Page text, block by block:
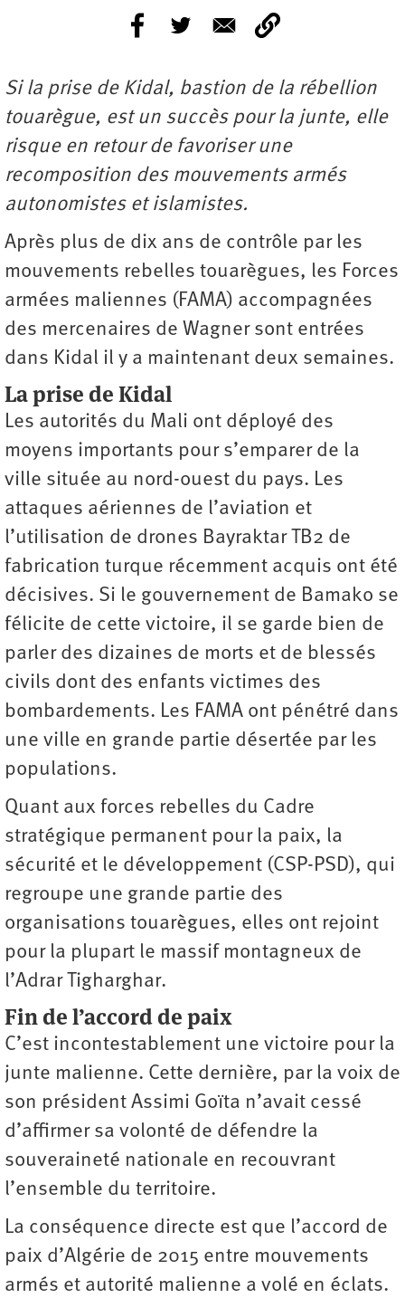
Si la prise de Kidal, bastion de la rébellion
touarègue, est un succès pour la junte, elle
risque en retour de favoriser une
recomposition des mouvements armés
autonomistes et islamistes.
Après plus de dix ans de contrôle par les
mouvements rebelles touarègues, les Forces
armées maliennes (FAMA) accompagnées
des mercenaires de Wagner sont entrées
dans Kidal il y a maintenant deux semaines.
La prise de Kidal
Les autorités du Mali ont déployé des
moyens importants pour s’emparer de la
ville située au nord-ouest du pays. Les
attaques aériennes de l’aviation et
l’utilisation de drones Bayraktar TB2 de
fabrication turque récemment acquis ont été
décisives. Si le gouvernement de Bamako se
félicite de cette victoire, il se garde bien de
parler des dizaines de morts et de blessés
civils dont des enfants victimes des
bombardements. Les FAMA ont pénétré dans
une ville en grande partie désertée par les
populations.
Quant aux forces rebelles du Cadre
stratégique permanent pour la paix, la
sécurité et le développement (CSP-PSD), qui
regroupe une grande partie des
organisations touarègues, elles ont rejoint
pour la plupart le massif montagneux de
l’Adrar Tigharghar.
Fin de l’accord de paix
C’est incontestablement une victoire pour la
junte malienne. Cette dernière, par la voix de
son président Assimi Goïta n’avait cessé
d’affirmer sa volonté de défendre la
souveraineté nationale en recouvrant
l’ensemble du territoire.
La conséquence directe est que l’accord de
paix d’Algérie de 2015 entre mouvements
armés et autorité malienne a volé en éclats.